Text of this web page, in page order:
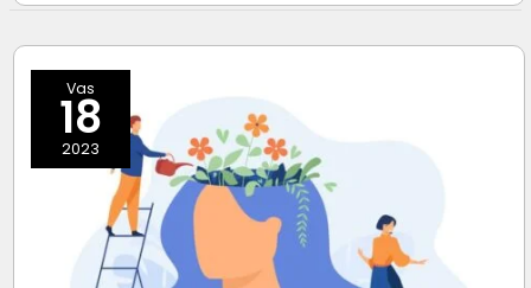
lėšomis
dalinai
finansuojamą
„E.komercijos
Vas
18
2023